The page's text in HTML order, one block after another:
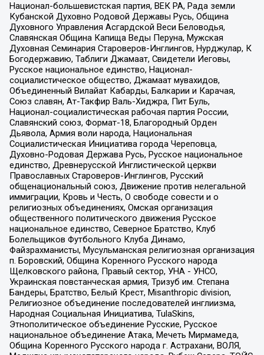
Национал-большевистская партия, ВЕК РА, Рада земли
Кубанской Духовно Родовой Державы Русь, Община
Духовного Управления Асгардской Веси Беловодья,
Славянская Община Капища Веды Перуна, Мужская
Духовная Семинария Староверов-Инглингов, Нурджулар, К
Богодержавию, Таблиги Джамаат, Свидетели Иеговы,
Русское национальное единство, Национал-
социалистическое общество, Джамаат мувахидов,
Объединенный Вилайат Кабарды, Балкарии и Карачая,
Союз славян, Ат-Такфир Валь-Хиджра, Пит Буль,
Национал-социалистическая рабочая партия России,
Славянский союз, Формат-18, Благородный Орден
Дьявола, Армия воли народа, Национальная
Социалистическая Инициатива города Череповца,
Духовно-Родовая Держава Русь, Русское национальное
единство, Древнерусской Инглистической церкви
Православных Староверов-Инглингов, Русский
общенациональный союз, Движение против нелегальной
иммиграции, Кровь и Честь, О свободе совести и о
религиозных объединениях, Омская организация
общественного политического движения Русское
национальное единство, Северное Братство, Клуб
Болельщиков Футбольного Клуба Динамо,
Файзрахманисты, Мусульманская религиозная организация
п. Боровский, Община Коренного Русского народа
Щелковского района, Правый сектор, УНА - УНСО,
Украинская повстанческая армия, Тризуб им. Степана
Бандеры, Братство, Белый Крест, Misanthropic division,
Религиозное объединение последователей инглиизма,
Народная Социальная Инициатива, TulaSkins,
Этнополитическое объединение Русские, Русское
национальное объединение Атака, Мечеть Мирмамеда,
Община Коренного Русского народа г. Астрахани, ВОЛЯ,